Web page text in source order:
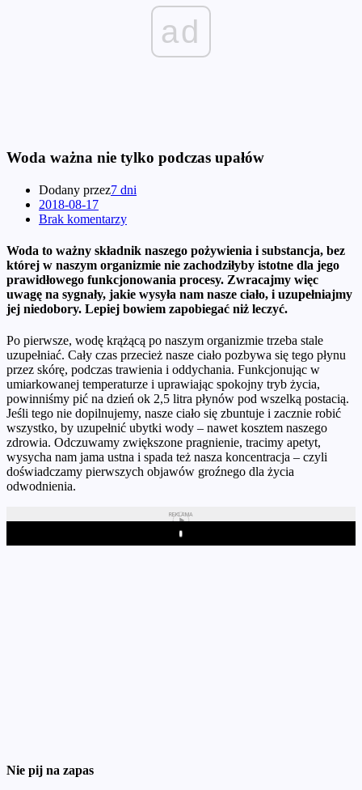
ad
Woda ważna nie tylko podczas upałów
Dodany przez7 dni
2018-08-17
Brak komentarzy
Woda to ważny składnik naszego pożywienia i substancja, bez
której w naszym organizmie nie zachodziłyby istotne dla jego
prawidłowego funkcjonowania procesy. Zwracajmy więc
uwagę na sygnały, jakie wysyła nam nasze ciało, i uzupełniajmy
jej niedobory. Lepiej bowiem zapobiegać niż leczyć.
Po pierwsze, wodę krążącą po naszym organizmie trzeba stale
uzupełniać. Cały czas przecież nasze ciało pozbywa się tego płynu
przez skórę, podczas trawienia i oddychania. Funkcjonując w
umiarkowanej temperaturze i uprawiając spokojny tryb życia,
powinniśmy pić na dzień ok 2,5 litra płynów pod wszelką postacią.
Jeśli tego nie dopilnujemy, nasze ciało się zbuntuje i zacznie robić
wszystko, by uzupełnić ubytki wody – nawet kosztem naszego
zdrowia. Odczuwamy zwiększone pragnienie, tracimy apetyt,
wysycha nam jama ustna i spada też nasza koncentracja – czyli
doświadczamy pierwszych objawów groźnego dla życia
odwodnienia.
REKLAMA
Play
Nie pij na zapas